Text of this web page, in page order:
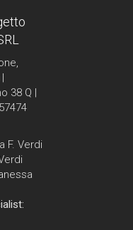
38 Q |
F. Verdi